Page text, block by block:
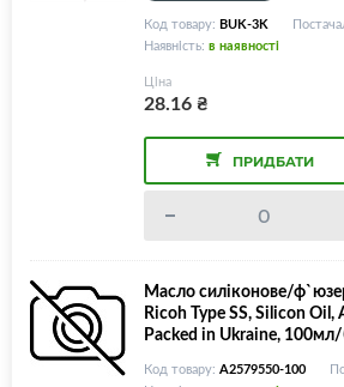
Код товару: BUK-3K
Наявність: в наявності
Ціна
28.16₴
ПРИДБАТИ
Масло силіконове/
Ricoh Type SS, Silicon
Packed in Ukraine,
Код товару: A2579550-100